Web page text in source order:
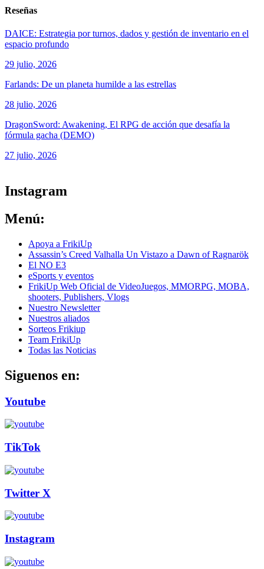
Reseñas
DAICE: Estrategia por turnos, dados y gestión de inventario en el
espacio profundo
29 julio, 2026
Farlands: De un planeta humilde a las estrellas
28 julio, 2026
DragonSword: Awakening, El RPG de acción que desafía la
fórmula gacha (DEMO)
27 julio, 2026
Instagram
Menú:
Apoya a FrikiUp
Assassin’s Creed Valhalla Un Vistazo a Dawn of Ragnarök
El NO E3
eSports y eventos
FrikiUp Web Oficial de VideoJuegos, MMORPG, MOBA,
shooters, Publishers, Vlogs
Nuestro Newsletter
Nuestros aliados
Sorteos Frikiup
Team FrikiUp
Todas las Noticias
Siguenos en:
Youtube
TikTok
Twitter X
Instagram